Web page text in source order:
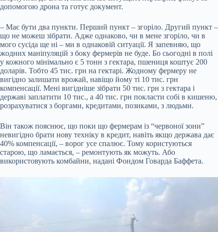
допомогою дрона та готує документ.
– Має бути два пункти. Перший пункт – згоріло. Другий пункт –
що не можеш зібрати. Адже однаково, чи в мене згоріло, чи в
мого сусіда ще ні – ми в однаковій ситуації. Я запевняю, що
жодних маніпуляцій з боку фермерів не буде. Бо сьогодні в полі
у кожного мінімально є 5 тонн з гектара, пшениця коштує 200
доларів. Тобто 45 тис. грн на гектарі. Жодному фермеру не
вигідно залишати врожай, навіщо йому ті 10 тис. грн
компенсації. Мені вигідніше зібрати 50 тис. грн з гектара і
державі заплатити 10 тис., а 40 тис. грн покласти собі в кишеню,
розрахуватися з боргами, кредитами, позиками, з людьми.
Він також пояснює, що поки що фермерам із “червоної зони”
невигідно брати нову техніку в кредит, навіть якщо держава дає
40% компенсації, – ворог усе спалює. Тому користуються
старою, що ламається, – ремонтують як можуть. Або
використовують комбайни, надані Фондом Говарда Баффета.